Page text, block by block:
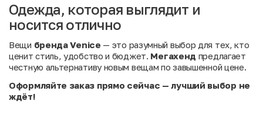
Одежда, которая выглядит и
носится отлично
Вещи бренда Venice — это разумный выбор для тех, кто
ценит стиль, удобство и бюджет. Мегахенд предлагает
честную альтернативу новым вещам по завышенной цене.
Оформляйте заказ прямо сейчас — лучший выбор не
ждёт!